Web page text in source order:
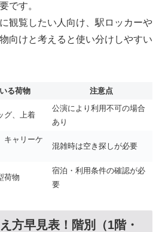
です。
観覧したい人向け、駅ロッカーや
向けと考えると使い分けしやすい
る荷物 注意点
グ、上着
公演により利用不可の場合
あり
キャリーケ
混雑時は空き探しが必要
荷物
宿泊・利用条件の確認が必
要
方早見表！階別（1階・